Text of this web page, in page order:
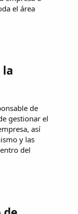
el área
la
de
gestionar el
así
y las
del